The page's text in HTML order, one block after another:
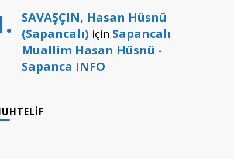
SAVAŞÇIN, Hasan Hüsnü
(Sapancalı) için Sapancalı
Muallim Hasan Hüsnü -
Sapanca INFO